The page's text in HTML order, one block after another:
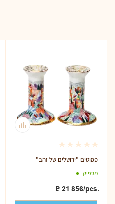
"פמוטים "ירושלים של זהב
מספיק
₽ 21 856/pcs.